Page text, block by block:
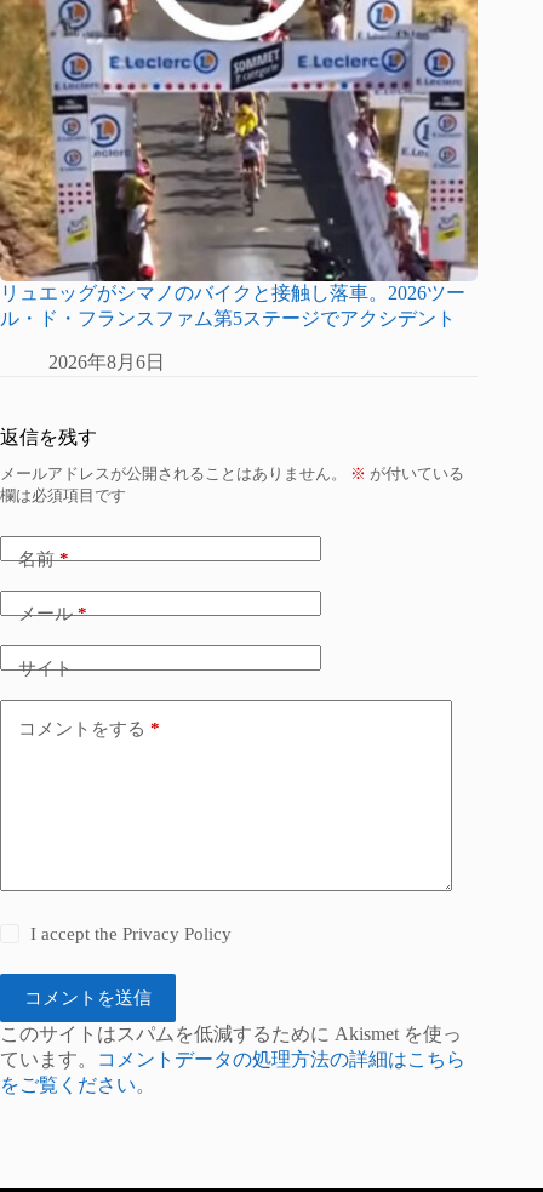
リュエッグがシマノのバイクと接触し落車。2026ツー
ル・ド・フランスファム第5ステージでアクシデント
2026年8月6日
返信を残す
メールアドレスが公開されることはありません。 ※ が付いている
欄は必須項目です
名前*
メール*
サイト
コメントをする *
I accept thePrivacy Policy
コメントを送信
このサイトはスパムを低減するために Akismet を使っ
ています。
コメントデータの処理方法の詳細はこちら
をご覧ください。